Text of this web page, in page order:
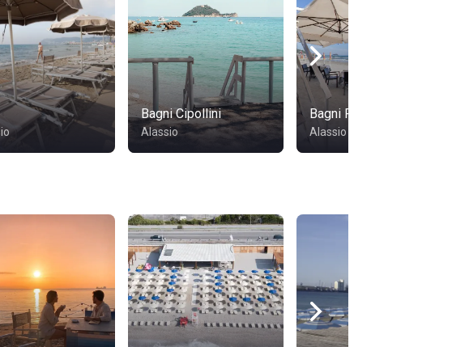
Bagni Cipollini
Alassio
Bagni Panama
Alassio